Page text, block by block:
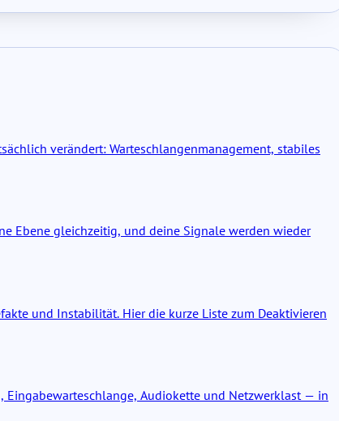
verändert: Warteschlangenmanagement, stabiles
Ebene gleichzeitig, und deine Signale werden wieder
und Instabilität. Hier die kurze Liste zum Deaktivieren
Eingabewarteschlange, Audiokette und Netzwerklast — in